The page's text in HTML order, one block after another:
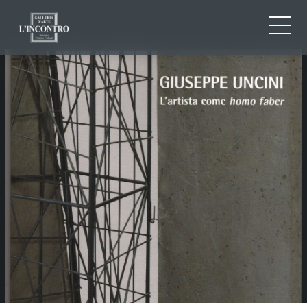
IT
EN
FR
ABOUT US
NEWS AND EVENTS
ARTISTS AND WORKS
EXHIBITIONS
CONTACTS